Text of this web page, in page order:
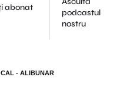
abonat
podcastul
nostru
- ALIBUNAR